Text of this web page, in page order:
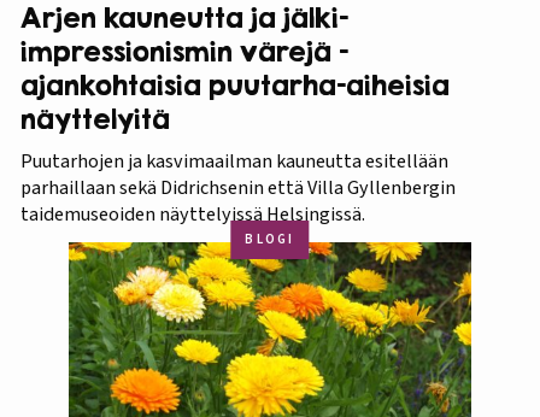
Arjen kauneutta ja jälki-
impressionismin värejä -
ajankohtaisia puutarha-aiheisia
näyttelyitä
Puutarhojen ja kasvimaailman kauneutta esitellään
parhaillaan sekä Didrichsenin että Villa Gyllenbergin
taidemuseoiden näyttelyissä Helsingissä.
BLOGI